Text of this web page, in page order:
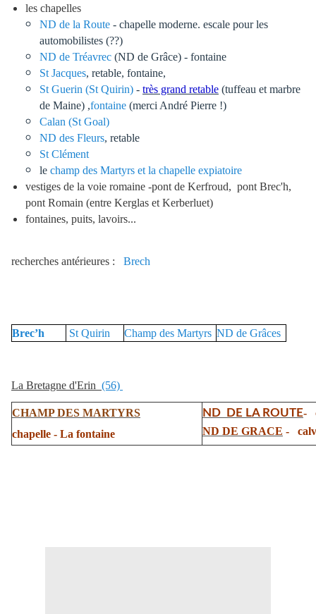
les chapelles
ND de la Route - chapelle moderne. escale pour les
automobilistes (??)
ND de Tréavrec (ND de Grâce) - fontaine
St Jacques, retable, fontaine,
St Guerin (St Quirin) - très grand retable (tuffeau et marbre
de Maine) ,fontaine (merci André Pierre !)
Calan (St Goal)
ND des Fleurs, retable
St Clément
le champ des Martyrs et la chapelle expiatoire
vestiges de la voie romaine -pont de Kerfroud, pont Brec'h,
pont Romain (entre Kerglas et Kerberluet)
fontaines, puits, lavoirs...
recherches antérieures : Brech
Brec’h St Quirin Champ des Martyrs ND de Grâces
La Bretagne d'Erin (56)
CHAMP DES MARTYRS
chapelle - La fontaine
ND DE LA ROUTE-
ND DE GRACE -